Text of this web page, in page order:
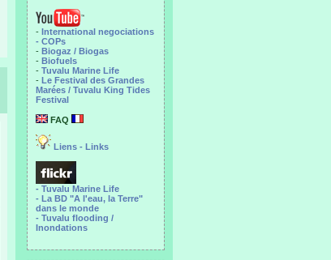
- International negociations
- COPs
- Biogaz / Biogas
- Biofuels
- Tuvalu Marine Life
- Le Festival des Grandes
Marées / Tuvalu King Tides
Festival
FAQ
Liens - Links
- Tuvalu Marine Life
- La BD "A l'eau, la Terre"
dans le monde
- Tuvalu flooding /
Inondations